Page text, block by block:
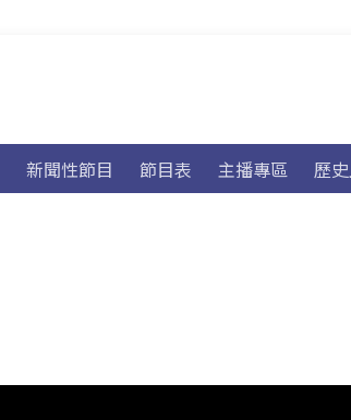
新聞性節目 節目表 主播專區 歷